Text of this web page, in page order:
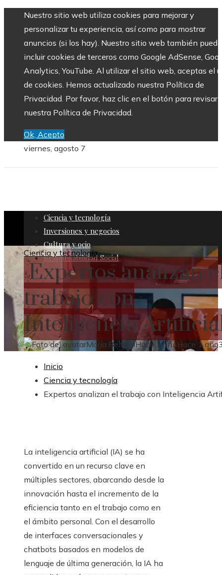
Nuestro sitio web utiliza cookies para mejorar y
personalizar tu experiencia, así como para mostrar
anuncios (si los hay). Nuestro sitio web también puede
incluir cookies de terceros como Google AdSense,
Analytics, YouTube. Al utilizar el sitio web, aceptas el
de cookies. Hemos actualizado nuestra Política de
Privacidad. Por favor, haz clic en el botón para revisar
nuestra Política de Privacidad.
Ok, Acepto
viernes, agosto 7
Ciencia y tecnología
Inversiones y negocios
Cultura y ocio
Responsabilidad Social
Ciencia y tecnología
Expertos analizan
trabajo con
Inteligencia
María BeltránHace 1 añoHace 1 año
Inicio
Ciencia y tecnología
Expertos analizan el trabajo con Inteligencia
La inteligencia artificial (IA) se ha
convertido en un recurso clave en
múltiples sectores, abarcando desde la
innovación hasta el incremento de la
eficiencia tanto en el trabajo como en
el ámbito personal. Con el desarrollo
de interfaces conversacionales y
chatbots basados en modelos de
lenguaje de última generación, la IA ha